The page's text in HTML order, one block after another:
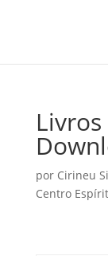
por Cirineu
Centro